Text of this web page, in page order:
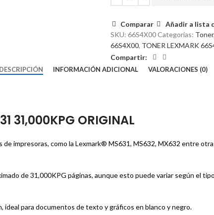
Comparar
Añadir a lista
SKU: 66S4X00Categorías: Toner
66S4X00, TONER LEXMARK
Compartir:
DESCRIPCIÓN INFORMACIÓN ADICIONAL VALORACIONES (0)
31,000KPG ORIGINAL
impresoras, como la Lexmark® MS631, MS632, MX632 entre
de 31,000KPG páginas, aunque esto puede variar según el
ideal para documentos de texto y gráficos en blanco y negro.